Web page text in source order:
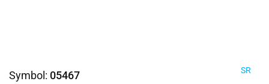
Symbol: 05467 SR